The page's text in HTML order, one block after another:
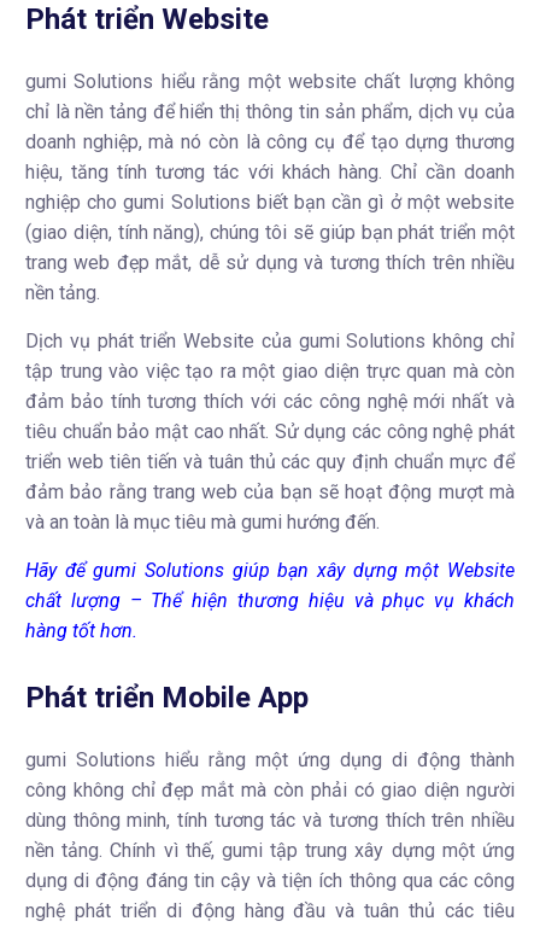
Phát triển Website
gumi Solutions hiểu rằng một website chất lượng không
chỉ là nền tảng để hiển thị thông tin sản phẩm, dịch vụ của
doanh nghiệp, mà nó còn là công cụ để tạo dựng thương
hiệu, tăng tính tương tác với khách hàng. Chỉ cần doanh
nghiệp cho gumi Solutions biết bạn cần gì ở một website
(giao diện, tính năng), chúng tôi sẽ giúp bạn phát triển một
trang web đẹp mắt, dễ sử dụng và tương thích trên nhiều
nền tảng.
Dịch vụ phát triển Website của gumi Solutions không chỉ
tập trung vào việc tạo ra một giao diện trực quan mà còn
đảm bảo tính tương thích với các công nghệ mới nhất và
tiêu chuẩn bảo mật cao nhất. Sử dụng các công nghệ phát
triển web tiên tiến và tuân thủ các quy định chuẩn mực để
đảm bảo rằng trang web của bạn sẽ hoạt động mượt mà
và an toàn là mục tiêu mà gumi hướng đến.
Hãy để gumi Solutions giúp bạn xây dựng một Website
chất lượng – Thể hiện thương hiệu và phục vụ khách
hàng tốt hơn.
Phát triển Mobile App
gumi Solutions hiểu rằng một ứng dụng di động thành
công không chỉ đẹp mắt mà còn phải có giao diện người
dùng thông minh, tính tương tác và tương thích trên nhiều
nền tảng. Chính vì thế, gumi tập trung xây dựng một ứng
dụng di động đáng tin cậy và tiện ích thông qua các công
nghệ phát triển di động hàng đầu và tuân thủ các tiêu